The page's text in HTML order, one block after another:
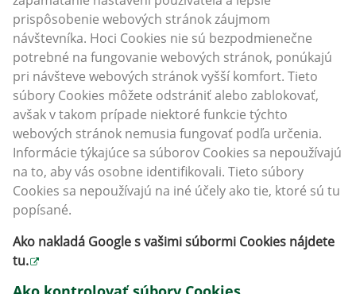
prispôsobenie webových stránok záujmom
návštevníka. Hoci Cookies nie sú bezpodmienečne
potrebné na fungovanie webových stránok, ponúkajú
pri návšteve webových stránok vyšší komfort. Tieto
súbory Cookies môžete odstrániť alebo zablokovať,
avšak v takom prípade niektoré funkcie týchto
webových stránok nemusia fungovať podľa určenia.
Informácie týkajúce sa súborov Cookies sa nepoužívajú
na to, aby vás osobne identifikovali. Tieto súbory
Cookies sa nepoužívajú na iné účely ako tie, ktoré sú tu
popísané.
Ako nakladá Google s vašimi súbormi Cookies nájdete
tu.